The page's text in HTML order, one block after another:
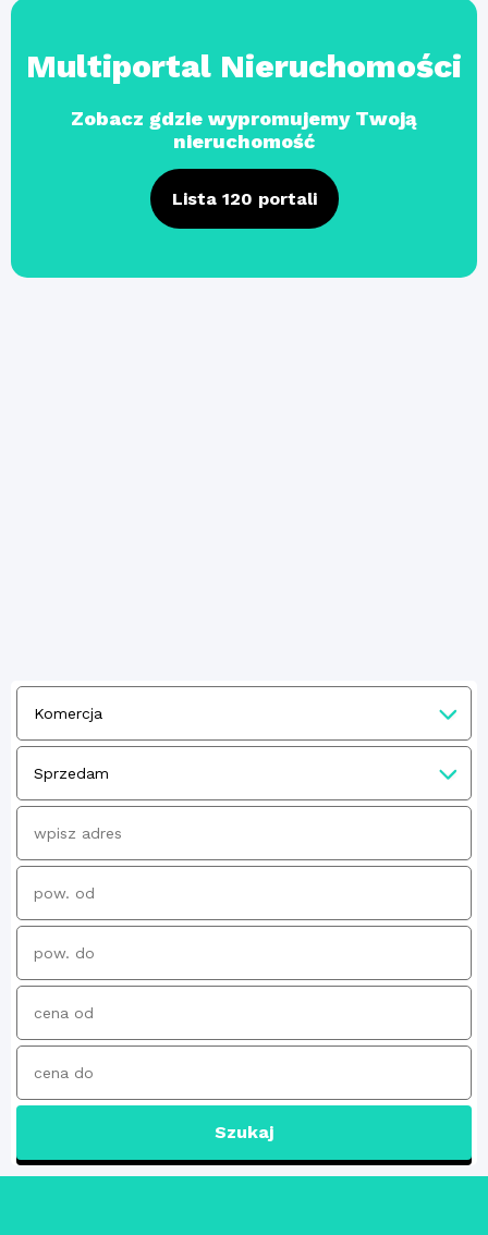
Multiportal Nieruchomości
Zobacz gdzie wypromujemy Twoją
nieruchomość
Lista 120 portali
Szukaj